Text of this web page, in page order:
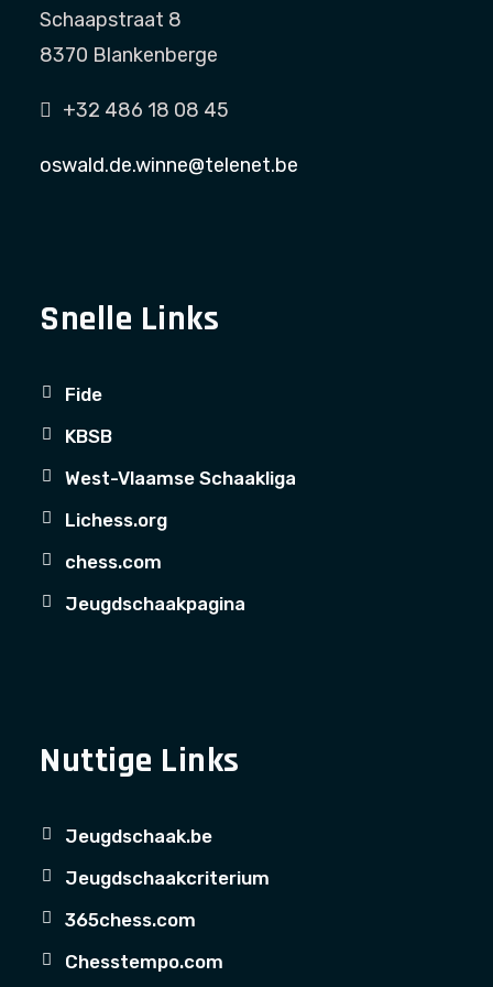
Schaapstraat 8
8370 Blankenberge
+32 486 18 08 45
oswald.de.winne@telenet.be
Snelle Links
Fide
KBSB
West-Vlaamse Schaakliga
Lichess.org
chess.com
Jeugdschaakpagina
Nuttige Links
Jeugdschaak.be
Jeugdschaakcriterium
365chess.com
Chesstempo.com